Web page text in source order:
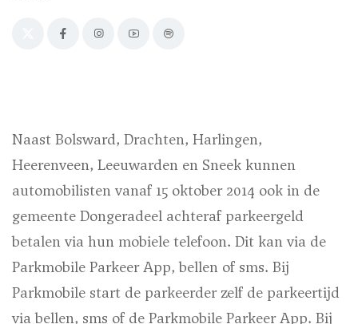
Naast Bolsward, Drachten, Harlingen,
Heerenveen, Leeuwarden en Sneek kunnen
automobilisten vanaf 15 oktober 2014 ook in de
gemeente Dongeradeel achteraf parkeergeld
betalen via hun mobiele telefoon. Dit kan via de
Parkmobile Parkeer App, bellen of sms. Bij
Parkmobile start de parkeerder zelf de parkeertijd
via bellen, sms of de Parkmobile Parkeer App. Bij